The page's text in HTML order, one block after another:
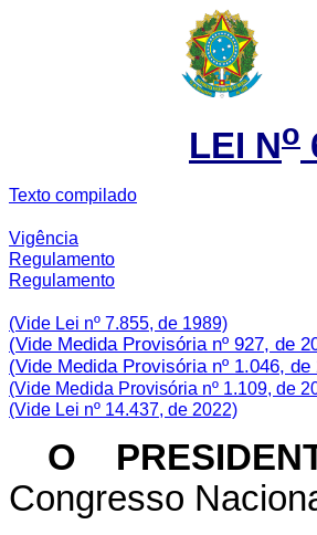
LEI No
Texto compilado
Vigência
Regulamento
Regulamento
(Vide Lei nº 7.855, de 1989)
(Vide Medida Provisória nº 927, de
(Vide Medida Provisória nº 1.046, de
(Vide Medida Provisória nº 1.109, de
(Vide Lei nº 14.437, de 2022)
O
Congresso